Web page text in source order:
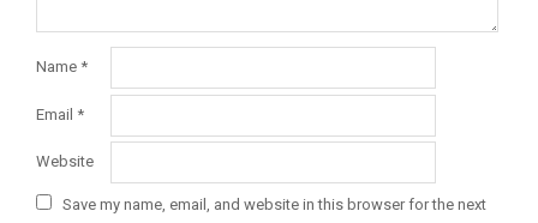
Name *
Email *
Website
Save my name, email, and website in this browser for the next